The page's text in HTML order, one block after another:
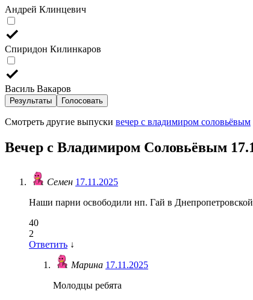
Андрей Клинцевич
Спиридон Килинкаров
Василь Вакаров
Результаты Голосовать
Смотреть другие выпуски вечер с владимиром соловьёвым
Вечер с Владимиром Соловьёвым
Семен 17.11.2025
Наши парни освободили нп. Гай в
40
2
Ответить ↓
Марина 17.11.2025
Молодцы ребята